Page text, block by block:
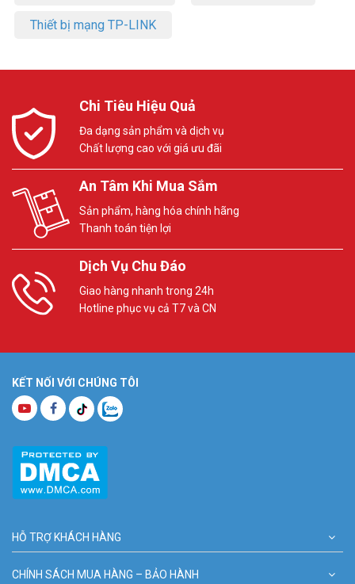
Thiết bị mạng TP-LINK
Chi Tiêu Hiệu Quả
Đa dạng sản phẩm và dịch vụ
Chất lượng cao với giá ưu đãi
An Tâm Khi Mua Sắm
Sản phẩm, hàng hóa chính hãng
Thanh toán tiện lợi
Dịch Vụ Chu Đáo
Giao hàng nhanh trong 24h
Hotline phục vụ cả T7 và CN
KẾT NỐI VỚI CHÚNG TÔI
HỖ TRỢ KHÁCH HÀNG
CHÍNH SÁCH MUA HÀNG – BẢO HÀNH